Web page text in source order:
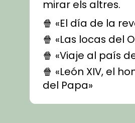
mirar els altres.
🍿 «El día de la
🍿 «Las locas del
🍿 «Viaje al país
🍿 «León XIV, el
del Papa»
🍿 «Las ovejas